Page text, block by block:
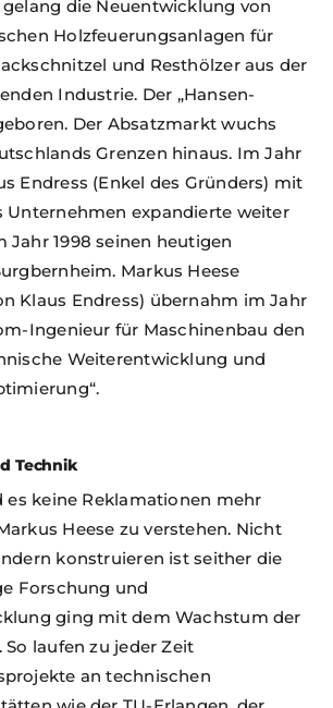
gelang die Neuentwicklung von
Holzfeuerungsanlagen für
und Resthölzer aus der
Industrie. Der „Hansen-
Der Absatzmarkt wuchs
Grenzen hinaus. Im Jahr
Endress (Enkel des Gründers) mit
Unternehmen expandierte weiter
Jahr 1998 seinen heutigen
Markus Heese
Klaus Endress) übernahm im Jahr
Ingenieur für Maschinenbau den
Weiterentwicklung und
Technik
es keine Reklamationen mehr
Heese zu verstehen. Nicht
konstruieren ist seither die
Forschung und
ging mit dem Wachstum der
So laufen zu jeder Zeit
an technischen